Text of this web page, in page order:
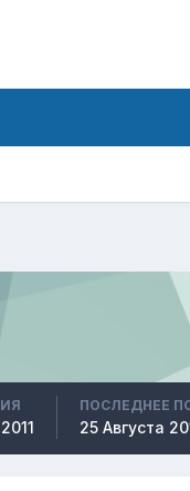
ПОСЛЕДНЕЕ
25 Августа